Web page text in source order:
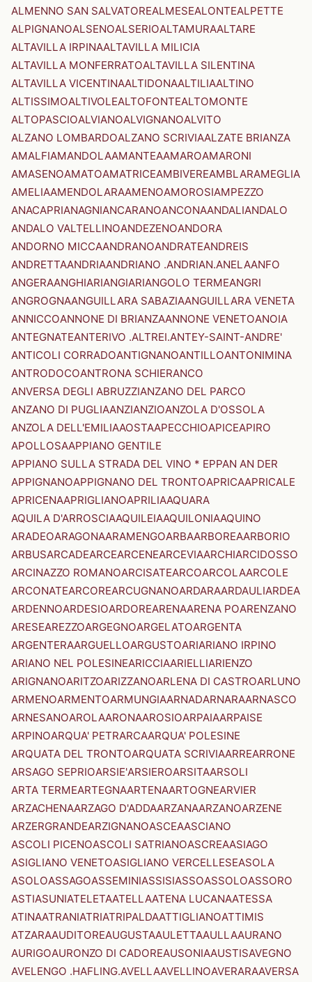
ALMENNO SAN SALVATOREALMESEALONTEALPETTE
ALPIGNANOALSENOALSERIOALTAMURAALTARE
ALTAVILLA IRPINAALTAVILLA MILICIA
ALTAVILLA MONFERRATOALTAVILLA SILENTINA
ALTAVILLA VICENTINAALTIDONAALTILIAALTINO
ALTISSIMOALTIVOLEALTOFONTEALTOMONTE
ALTOPASCIOALVIANOALVIGNANOALVITO
ALZANO LOMBARDOALZANO SCRIVIAALZATE BRIANZA
AMALFIAMANDOLAAMANTEAAMAROAMARONI
AMASENOAMATOAMATRICEAMBIVEREAMBLARAMEGLIA
AMELIAAMENDOLARAAMENOAMOROSIAMPEZZO
ANACAPRIANAGNIANCARANOANCONAANDALIANDALO
ANDALO VALTELLINOANDEZENOANDORA
ANDORNO MICCAANDRANOANDRATEANDREIS
ANDRETTAANDRIAANDRIANO .ANDRIAN.ANELAANFO
ANGERAANGHIARIANGIARIANGOLO TERMEANGRI
ANGROGNAANGUILLARA SABAZIAANGUILLARA VENETA
ANNICCOANNONE DI BRIANZAANNONE VENETOANOIA
ANTEGNATEANTERIVO .ALTREI.ANTEY-SAINT-ANDRE'
ANTICOLI CORRADOANTIGNANOANTILLOANTONIMINA
ANTRODOCOANTRONA SCHIERANCO
ANVERSA DEGLI ABRUZZIANZANO DEL PARCO
ANZANO DI PUGLIAANZIANZIOANZOLA D'OSSOLA
ANZOLA DELL'EMILIAAOSTAAPECCHIOAPICEAPIRO
APOLLOSAAPPIANO GENTILE
APPIANO SULLA STRADA DEL VINO * EPPAN AN DER
APPIGNANOAPPIGNANO DEL TRONTOAPRICAAPRICALE
APRICENAAPRIGLIANOAPRILIAAQUARA
AQUILA D'ARROSCIAAQUILEIAAQUILONIAAQUINO
ARADEOARAGONAARAMENGOARBAARBOREAARBORIO
ARBUSARCADEARCEARCENEARCEVIAARCHIARCIDOSSO
ARCINAZZO ROMANOARCISATEARCOARCOLAARCOLE
ARCONATEARCOREARCUGNANOARDARAARDAULIARDEA
ARDENNOARDESIOARDOREARENAARENA POARENZANO
ARESEAREZZOARGEGNOARGELATOARGENTA
ARGENTERAARGUELLOARGUSTOARIARIANO IRPINO
ARIANO NEL POLESINEARICCIAARIELLIARIENZO
ARIGNANOARITZOARIZZANOARLENA DI CASTROARLUNO
ARMENOARMENTOARMUNGIAARNADARNARAARNASCO
ARNESANOAROLAARONAAROSIOARPAIAARPAISE
ARPINOARQUA' PETRARCAARQUA' POLESINE
ARQUATA DEL TRONTOARQUATA SCRIVIAARREARRONE
ARSAGO SEPRIOARSIE'ARSIEROARSITAARSOLI
ARTA TERMEARTEGNAARTENAARTOGNEARVIER
ARZACHENAARZAGO D'ADDAARZANAARZANOARZENE
ARZERGRANDEARZIGNANOASCEAASCIANO
ASCOLI PICENOASCOLI SATRIANOASCREAASIAGO
ASIGLIANO VENETOASIGLIANO VERCELLESEASOLA
ASOLOASSAGOASSEMINIASSISIASSOASSOLOASSORO
ASTIASUNIATELETAATELLAATENA LUCANAATESSA
ATINAATRANIATRIATRIPALDAATTIGLIANOATTIMIS
ATZARAAUDITOREAUGUSTAAULETTAAULLAAURANO
AURIGOAURONZO DI CADOREAUSONIAAUSTISAVEGNO
AVELENGO .HAFLING.AVELLAAVELLINOAVERARAAVERSA